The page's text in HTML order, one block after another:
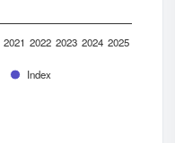
Index
2021 2022 2023 2024 2025